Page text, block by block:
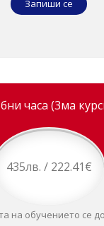
Запиши се
часа (3ма
435лв. / 222.41€
на обучението се